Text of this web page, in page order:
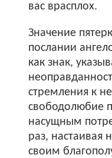
вас врасплох.
Значение
послании
как знак,
стремления к
свободолюбие
насущным
раз, настаивая
своим